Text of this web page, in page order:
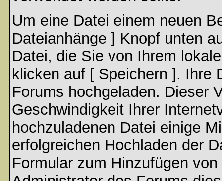
Um eine Datei einem neuen
Dateianhänge ] Knopf unten
Datei, die Sie von Ihrem
klicken auf [ Speichern ]. Ihre
Forums hochgeladen. Dieser
Geschwindigkeit Ihrer
hochzuladenen Datei einige
erfolgreichen Hochladen der
Formular zum Hinzufügen